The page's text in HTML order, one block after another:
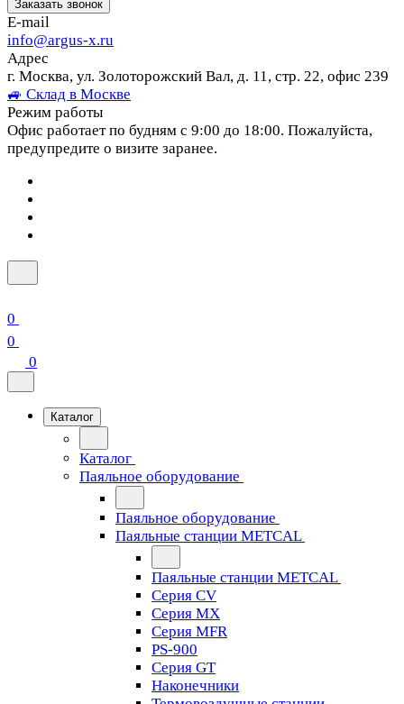
Заказать звонок
E-mail
info@argus-x.ru
Адрес
г. Москва, ул. Золоторожский Вал, д. 11, стр. 22, офис 239
🚙 Склад в Москве
Режим работы
Офис работает по будням с 9:00 до 18:00. Пожалуйста,
предупредите о визите заранее.
0
0
0
Каталог
Каталог
Паяльное оборудование
Паяльное оборудование
Паяльные станции METCAL
Паяльные станции METCAL
Серия CV
Серия MX
Серия MFR
PS-900
Серия GT
Наконечники